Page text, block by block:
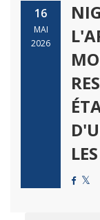
16
MAI
2026